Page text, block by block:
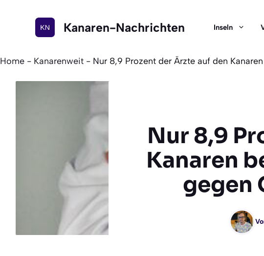
Kanaren-Nachrichten Inseln
Home - Kanarenweit - Nur 8,9 Prozent der Ärzte auf den
Nur 8,9
Kanaren
gegen